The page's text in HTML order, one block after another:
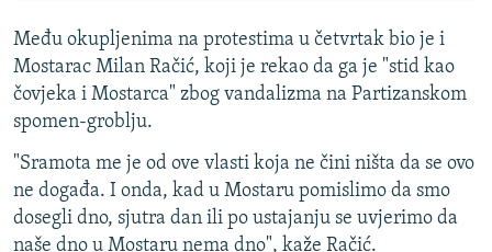
Među okupljenima na protestima u četvrtak bio je i
Mostarac Milan Račić, koji je rekao da ga je "stid kao
čovjeka i Mostarca" zbog vandalizma na Partizanskom
spomen-groblju.
"Sramota me je od ove vlasti koja ne čini ništa da se ovo
ne događa. I onda, kad u Mostaru pomislimo da smo
dosegli dno, sjutra dan ili po ustajanju se uvjerimo da
naše dno u Mostaru nema dno", kaže Račić.